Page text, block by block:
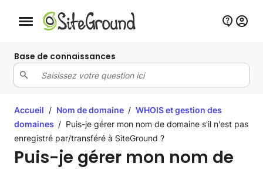
Bouton de navigation mobile
Base de connaissances
Accueil / Nom de domaine / WHOIS et gestion des
domaines / Puis-je gérer mon nom de domaine s'il n'est pas
enregistré par/transféré à SiteGround ?
Puis-je gérer mon nom de